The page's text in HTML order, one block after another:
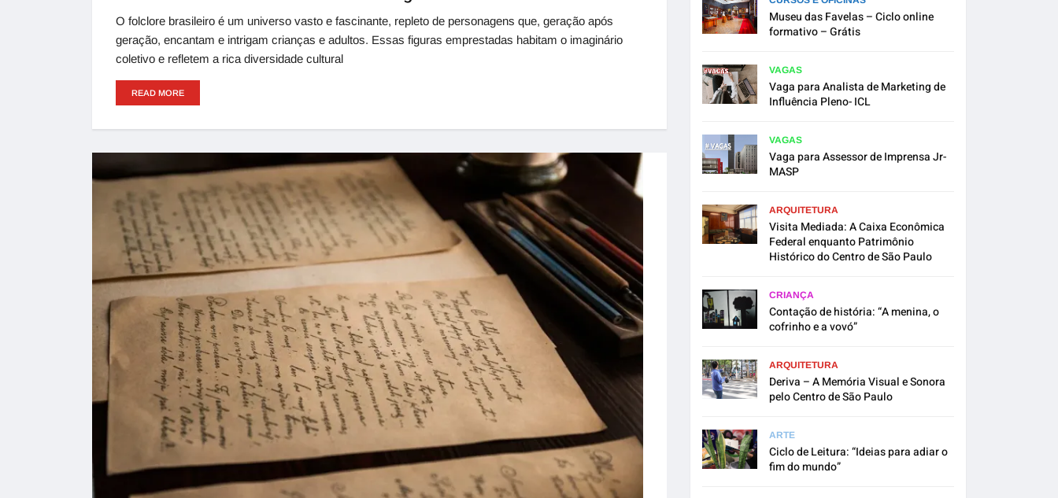
O folclore brasileiro é um universo vasto e fascinante, repleto de personagens que, geração após
geração, encantam e intrigam crianças e adultos. Essas figuras emprestadas habitam o imaginário
coletivo e refletem a rica diversidade cultural
READ MORE
Museu das Favelas – Ciclo online
formativo – Grátis
VAGAS
Vaga para Analista de Marketing de
Influência Pleno- ICL
VAGAS
Vaga para Assessor de Imprensa Jr-
MASP
ARQUITETURA
Visita Mediada: A Caixa Econômica
Federal enquanto Patrimônio
Histórico do Centro de São Paulo
CRIANÇA
Contação de história: “A menina, o
cofrinho e a vovó”
ARQUITETURA
Deriva – A Memória Visual e Sonora
pelo Centro de São Paulo
ARTE
Ciclo de Leitura: “Ideias para adiar o
fim do mundo”